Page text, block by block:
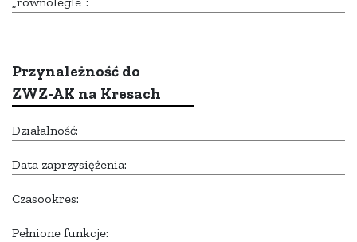
Przynależność do
ZWZ-AK na Kresach
Działalność:
Data zaprzysiężenia:
Czasookres:
Pełnione funkcje: